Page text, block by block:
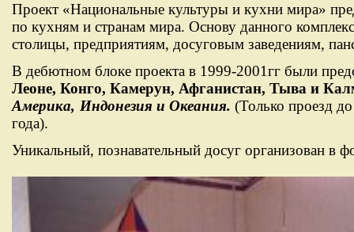
Проект «Национальные культуры и кухни мира»
по кухням и странам мира. Основу данного
столицы, предприятиям, досуговым заведениям,
В дебютном блоке проекта в 1999-2001гг были
Леоне, Конго, Камерун, Афганистан, Тыва и
Америка, Индонезия и Океания. (Только проезд
года).
Уникальный, познавательный досуг организован